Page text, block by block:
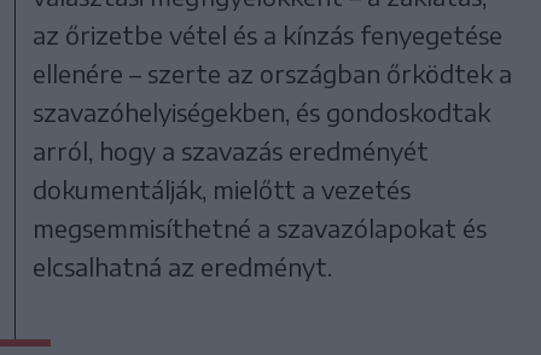
az őrizetbe vétel és a kínzás fenyegetése
ellenére – szerte az országban őrködtek a
szavazóhelyiségekben, és gondoskodtak
arról, hogy a szavazás eredményét
dokumentálják, mielőtt a vezetés
megsemmisíthetné a szavazólapokat és
elcsalhatná az eredményt.